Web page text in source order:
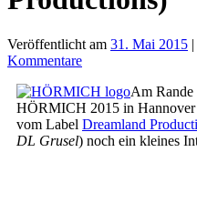
Veröffentlicht am 31. Mai 2015
Kommentare
Am
HÖRMICH 2015 in
vom Label Dreamland
DL Grusel) noch ein kleines